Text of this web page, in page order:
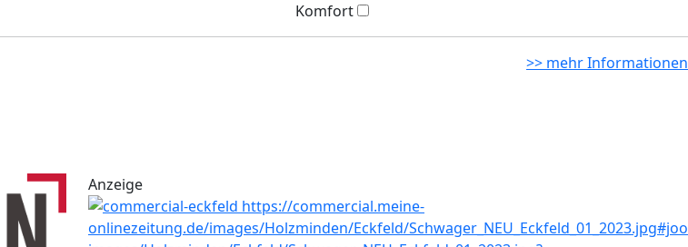
Komfort
>> mehr Informationen
Anzeige